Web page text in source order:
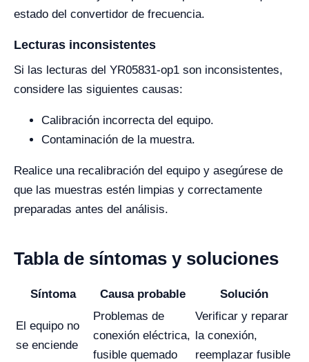
estado del convertidor de frecuencia.
Lecturas inconsistentes
Si las lecturas del YR05831-op1 son inconsistentes,
considere las siguientes causas:
Calibración incorrecta del equipo.
Contaminación de la muestra.
Realice una recalibración del equipo y asegúrese de
que las muestras estén limpias y correctamente
preparadas antes del análisis.
Tabla de síntomas y soluciones
Síntoma Causa probable Solución
El equipo no
se enciende
Problemas de
conexión eléctrica,
fusible quemado
Verificar y reparar
la conexión,
reemplazar fusible